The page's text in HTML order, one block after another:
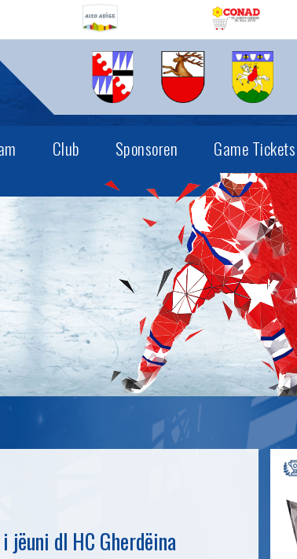
Club Sponsoren Game Tickets
jëuni dl HC Gherdëina